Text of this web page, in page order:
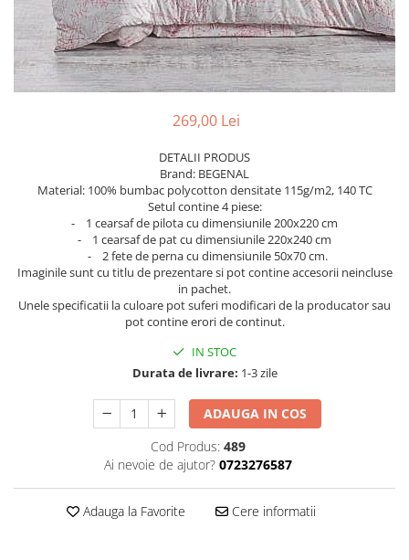
269,00 Lei
DETALII PRODUS
Brand: BEGENAL
Material: 100% bumbac polycotton densitate 115g/m2, 140 TC
Setul contine 4 piese:
- 1 cearsaf de pilota cu dimensiunile 200x220 cm
- 1 cearsaf de pat cu dimensiunile 220x240 cm
- 2 fete de perna cu dimensiunile 50x70 cm.
Imaginile sunt cu titlu de prezentare si pot contine accesorii neincluse
in pachet.
Unele specificatii la culoare pot suferi modificari de la producator sau
pot contine erori de continut.
IN STOC
Durata de livrare: 1-3 zile
ADAUGA IN COS
Cod Produs: 489
Ai nevoie de ajutor? 0723276587
Adauga la Favorite Cere informatii